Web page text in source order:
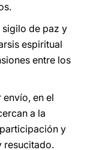
sigilo de paz y
espiritual
entre los
en el
a la
y
resucitado.